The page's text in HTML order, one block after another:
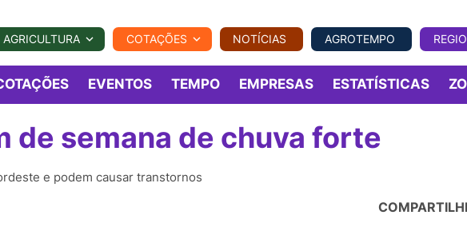
AGROTEMPO REGIONAL COMERCIAL AGROVIAGENS
e
AGRICULTURA COTAÇÕES NOTÍCIAS AGROTEMPO
EVENTOS TEMPO EMPRESAS ESTATÍSTICAS
de semana de chuva forte
e podem causar transtornos